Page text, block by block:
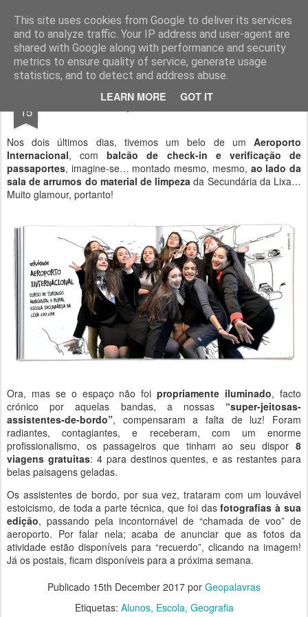
This site uses cookies from Google to deliver its services
and to analyze traffic. Your IP address and user-agent are
shared with Google along with performance and security
metrics to ensure quality of service, generate usage
statistics, and to detect and address abuse.
LEARN MORE GOT IT
Geopalavras
canal800 clique ZapCanal
15 Aeroporto Internacional.
Nos dois últimos dias, tivemos um belo de um Aeroporto
Internacional, com balcão de check-in e verificação de
passaportes, imagine-se… montado mesmo, mesmo, ao lado da
sala de arrumos do material de limpeza da Secundária da Lixa…
Muito glamour, portanto!
Ora, mas se o espaço não foipropriamente iluminado, facto
crónico por aquelas bandas, a nossas“super-jeitosas-
assistentes-de-bordo”, compensaram a falta de luz! Foram
radiantes, contagiantes,
e receberam, com um enorme
profissionalismo, os passageiros que tinham ao seu dispor 8
viagens gratuitas: 4 para destinos quentes, e as restantes para
belas paisagens geladas.
Os assistentes de bordo, por sua vez, trataram com um louvável
estoicismo, de toda a parte técnica, que foi dasfotografias à sua
edição, passando pela incontornável de “chamada de voo” de
aeroporto. Por falar nela; acaba de anunciar que as fotos da
atividade estão disponíveis para “recuerdo”, clicando na imagem!
Já os postais, ficam disponíveis para a próxima semana.
Publicado 15th December 2017 por Geopalavras
Etiquetas: Alunos Escola Geografia